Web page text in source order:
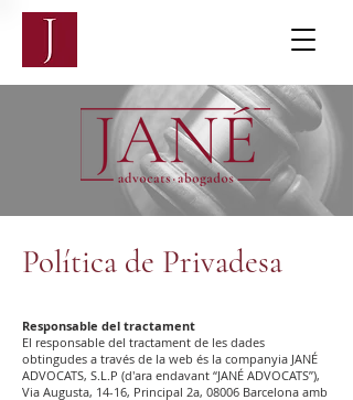
Política de Privadesa
Responsable del tractament
El responsable del tractament de les dades
obtingudes a través de la web és la companyia JANÉ
ADVOCATS, S.L.P (d'ara endavant ‘‘JANÉ ADVOCATS’’),
Via Augusta, 14-16, Principal 2a, 08006 Barcelona amb